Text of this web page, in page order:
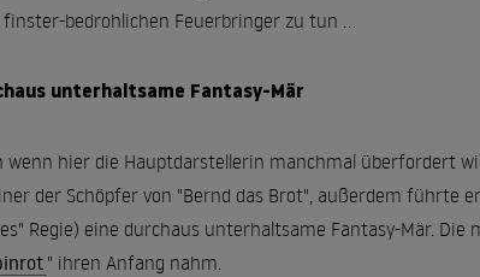
bedrohlichen Feuerbringer zu tun ...
unterhaltsame Fantasy-Mär
wenn hier die Hauptdarstellerin manchmal überfordert
der Schöpfer von "Bernd das Brot", außerdem führte
Regie) eine durchaus unterhaltsame Fantasy-Mär.
" ihren Anfang nahm.